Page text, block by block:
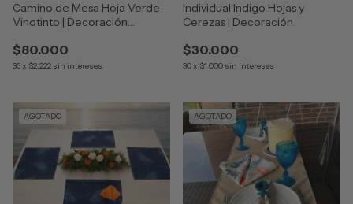
Camino de Mesa Hoja Verde
Vinotinto | Decoración
$80.000
36x $2.222 sin intereses
Individual Indigo Hojas y
Cerezas | Decoración
$30.000
30x $1.000 sin intereses
AGOTADO AGOTADO